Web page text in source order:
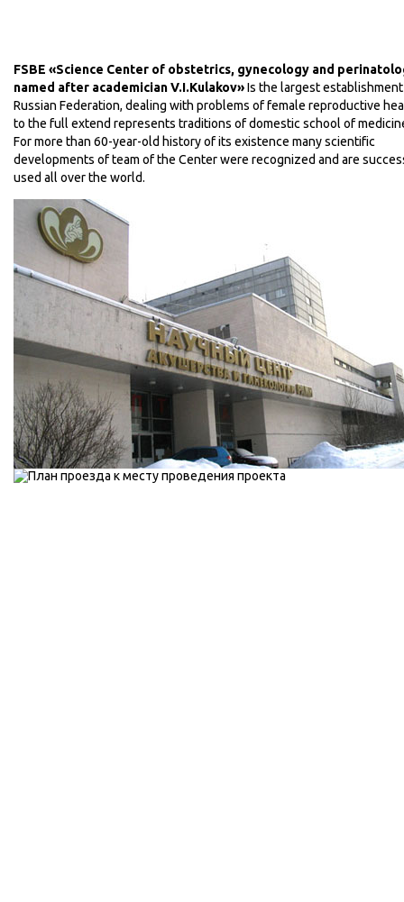
FSBE «Science Center of obstetrics, gynecology and
named after academician V.I.Kulakov»Is the largest
Russian Federation, dealing with problems of female reproductive
to the full extend represents traditions of domestic school of
For more than 60-year-old history of its existence many scientific
developments of team of the Center were recognized and are
used all over the world.